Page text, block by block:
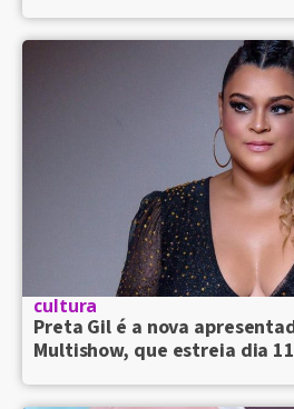
cultura
Preta Gil é a nova
Multishow, que estreia dia